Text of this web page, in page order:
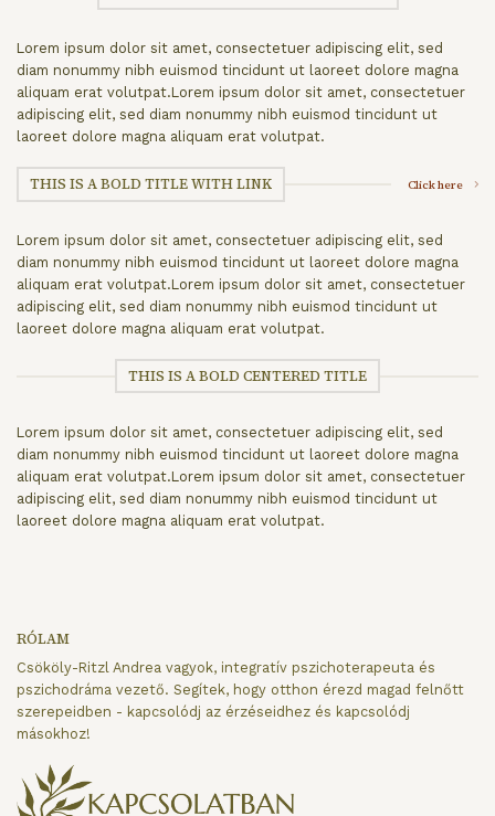
Lorem ipsum dolor sit amet, consectetuer adipiscing elit, sed
diam nonummy nibh euismod tincidunt ut laoreet dolore magna
aliquam erat volutpat.Lorem ipsum dolor sit amet, consectetuer
adipiscing elit, sed diam nonummy nibh euismod tincidunt ut
laoreet dolore magna aliquam erat volutpat.
THIS IS A BOLD TITLE WITH LINK Click here
Lorem ipsum dolor sit amet, consectetuer adipiscing elit, sed
diam nonummy nibh euismod tincidunt ut laoreet dolore magna
aliquam erat volutpat.Lorem ipsum dolor sit amet, consectetuer
adipiscing elit, sed diam nonummy nibh euismod tincidunt ut
laoreet dolore magna aliquam erat volutpat.
THIS IS A BOLD CENTERED TITLE
Lorem ipsum dolor sit amet, consectetuer adipiscing elit, sed
diam nonummy nibh euismod tincidunt ut laoreet dolore magna
aliquam erat volutpat.Lorem ipsum dolor sit amet, consectetuer
adipiscing elit, sed diam nonummy nibh euismod tincidunt ut
laoreet dolore magna aliquam erat volutpat.
RÓLAM
Csököly-Ritzl Andrea vagyok, integratív pszichoterapeuta és
pszichodráma vezető. Segítek, hogy otthon érezd magad felnőtt
szerepeidben - kapcsolódj az érzéseidhez és kapcsolódj
másokhoz!